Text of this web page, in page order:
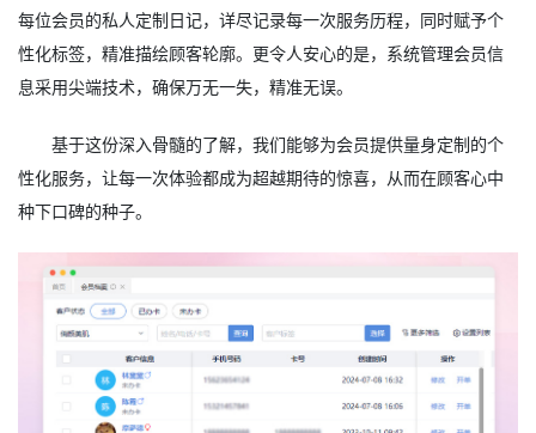
每位会员的私人定制日记，详尽记录每一次服务历程，同时赋予个
性化标签，精准描绘顾客轮廓。更令人安心的是，系统管理会员信
息采用尖端技术，确保万无一失，精准无误。
基于这份深入骨髓的了解，我们能够为会员提供量身定制的个
性化服务，让每一次体验都成为超越期待的惊喜，从而在顾客心中
种下口碑的种子。